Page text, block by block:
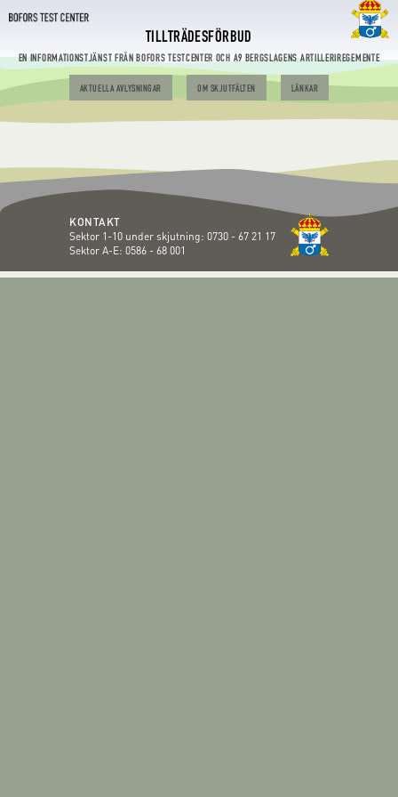
TILLTRÄDESFÖRBUD
EN INFORMATIONSTJÄNST FRÅN BOFORS TESTCENTER OCH A9 BERGSLAGENS ARTILLERIREGEMENTE
AKTUELLA AVLYSNINGAR OM SKJUTFÄLTEN LÄNKAR
KONTAKT
Sektor 1-10 under skjutning: 0730 - 67 21 17
Sektor A-E: 0586 - 68 001